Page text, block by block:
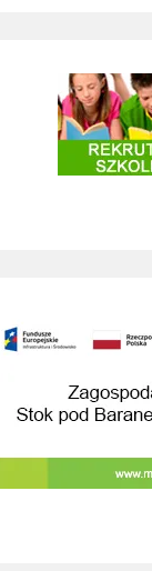
Rekrutacja do